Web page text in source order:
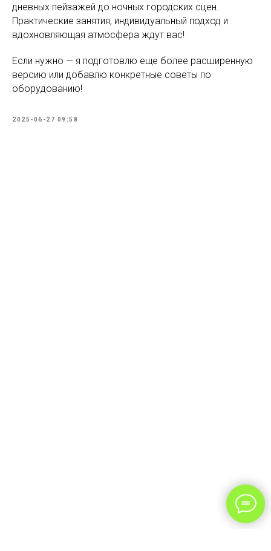
дневных пейзажей до ночных городских сцен.
Практические занятия, индивидуальный подход и
вдохновляющая атмосфера ждут вас!
Если нужно — я подготовлю еще более расширенную
версию или добавлю конкретные советы по
оборудованию!
2025-06-27 09:58